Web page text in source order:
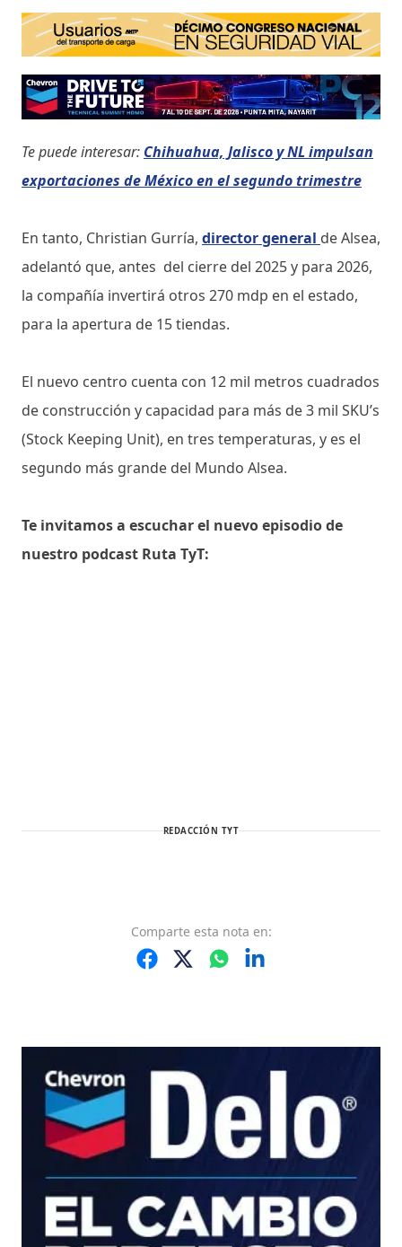
Te puede interesar: Chihuahua, Jalisco y NL impulsan
exportaciones de México en el segundo trimestre
En tanto, Christian Gurría, director general de Alsea,
adelantó que, antes del cierre del 2025 y para 2026,
la compañía invertirá otros 270 mdp en el estado,
para la apertura de 15 tiendas.
El nuevo centro cuenta con 12 mil metros cuadrados
de construcción y capacidad para más de 3 mil SKU’s
(Stock Keeping Unit), en tres temperaturas, y es el
segundo más grande del Mundo Alsea.
Te invitamos a escuchar el nuevo episodio de
nuestro podcast Ruta TyT:
REDACCIÓN TYT
Comparte esta nota en: